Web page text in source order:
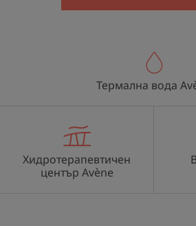
Термална вода
Хидротерапевтичен
център Avène